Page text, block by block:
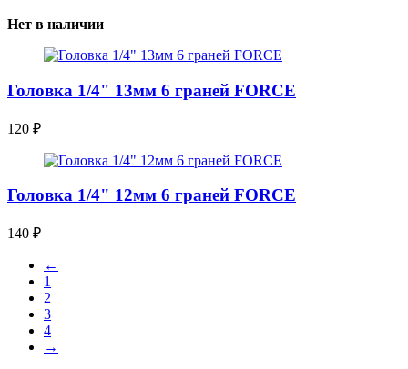
Нет в наличии
Головка 1/4" 13мм 6 граней FORCE
120 ₽
Головка 1/4" 12мм 6 граней FORCE
140 ₽
←
1
2
3
4
→